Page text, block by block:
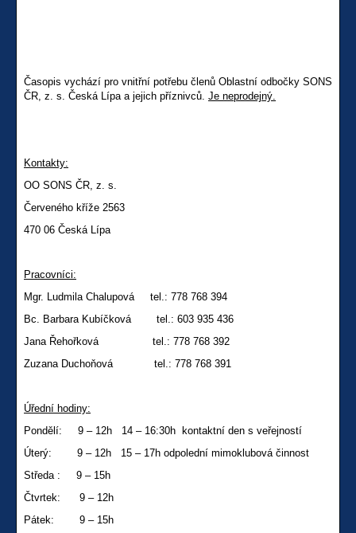
Časopis vychází pro vnitřní potřebu členů Oblastní odbočky SONS
ČR, z. s. Česká Lípa a jejich příznivců. Je neprodejný.
Kontakty:
OO SONS ČR, z. s.
Červeného kříže 2563
470 06 Česká Lípa
Pracovníci:
Mgr. Ludmila Chalupová tel.: 778 768 394
Bc. Barbara Kubíčková
tel.: 603 935 436
Jana Řehořková tel.: 778 768 392
Zuzana Duchoňová tel.: 778 768 391
Úřední hodiny:
Pondělí: 9 – 12h 14 – 16:30h kontaktní den s veřejností
Úterý: 9 – 12h 15 – 17h odpolední mimoklubová činnost
Středa : 9 – 15h
Čtvrtek: 9 – 12h
Pátek: 9 – 15h